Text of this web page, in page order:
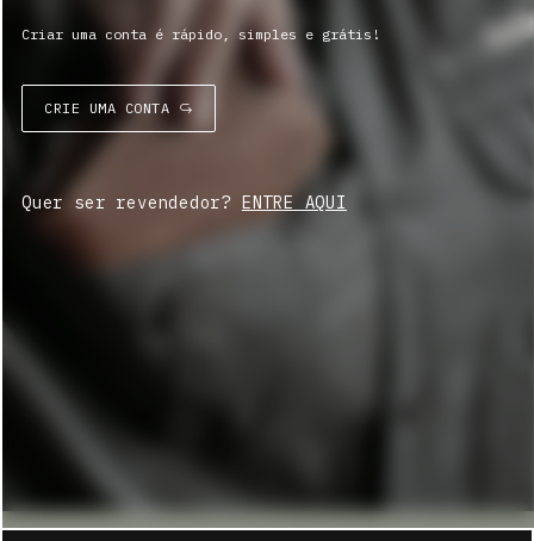
Criar uma conta é rápido, simples e grátis!
CRIE UMA CONTA
Quer ser revendedor? ENTRE AQUI